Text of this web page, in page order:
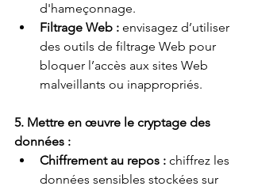
d'hameçonnage.
Filtrage Web : envisagez d’utiliser
des outils de filtrage Web pour
bloquer l’accès aux sites Web
malveillants ou inappropriés.
5. Mettre en œuvre le cryptage des
données :
Chiffrement au repos : chiffrez les
données sensibles stockées sur